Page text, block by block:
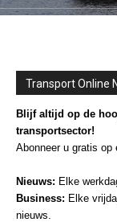
Transport Online
Blijf altijd op de
transportsector!
Abonneer u gratis op
Nieuws: Elke
Business: Elke
nieuws.